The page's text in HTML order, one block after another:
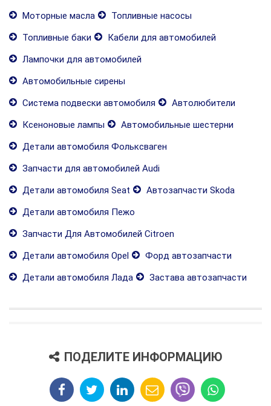
Моторные масла
Топливные насосы
Топливные баки
Кабели для автомобилей
Лампочки для автомобилей
Автомобильные сирены
Система подвески автомобиля
Автолюбители
Ксеноновые лампы
Автомобильные шестерни
Детали автомобиля Фольксваген
Запчасти для автомобилей Audi
Детали автомобиля Seat
Автозапчасти Skoda
Детали автомобиля Пежо
Запчасти Для Автомобилей Citroen
Детали автомобиля Opel
Форд автозапчасти
Детали автомобиля Лада
Застава автозапчасти
ПОДЕЛИТЕ ИНФОРМАЦИЮ